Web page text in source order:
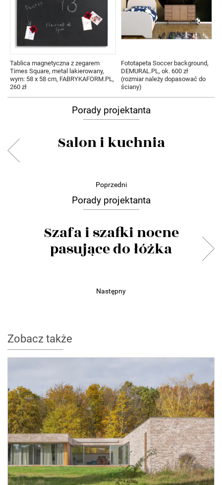
Tablica magnetyczna z zegarem
Times Square, metal lakierowany,
wym: 58 x 58 cm, FABRYKAFORM.PL,
260 zł
Fototapeta Soccer background,
DEMURAL.PL, ok. 600 zł
(rozmiar należy dopasować do
ściany)
Porady projektanta
Salon i kuchnia
Poprzedni
Porady projektanta
Szafa i szafki nocne
pasujące do łóżka
Następny
Zobacz także